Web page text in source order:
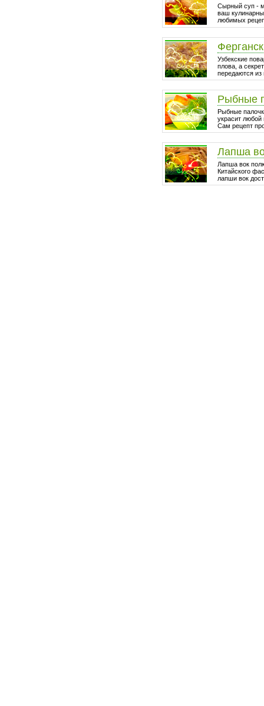
Сырный суп -
ваш
любимых
Узбекские
плова, а
передаются из
Рыбные
Рыбные
украсит любой
Сам рецепт
Лапша
Лапша вок
Китайского
лапши вок